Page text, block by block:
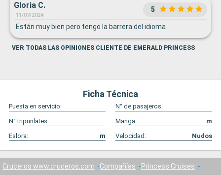
Gloria C.
11/07/2024
5
Están muy bien pero tengo la barrera del idioma
VER TODAS LAS OPINIONES CLIENTE DE EMERALD PRINCESS
Ficha Técnica
Puesta en servicio:
N° de pasajeros:
N° tripunlates:
Manga:
m
Eslora:
m Velocidad: Nudos
Cruceros www.cruceros.com Compañías
Princess Cruises